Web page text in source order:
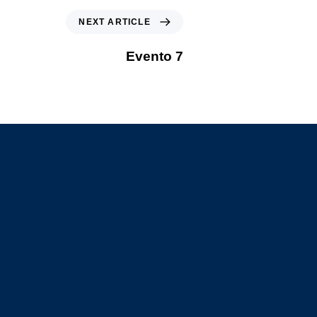
NEXT ARTICLE
Evento 7